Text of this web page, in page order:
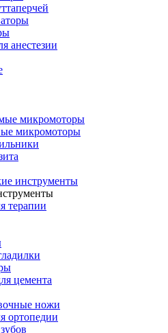
анестезии
микромоторы
микромоторы
инструменты
терапии
цемента
ножи
ортопедии